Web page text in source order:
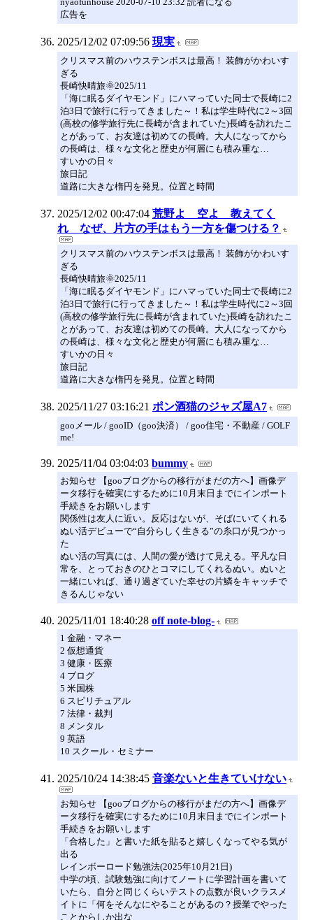
広告を
2025/12/02 07:09:56 現実
クリスマス前のハウステンボスは最高！ 装飾がかわいす
ぎる
長崎快晴旅🌞2025/11
「海に眠るダイヤモンド」にハマっていた同士で長崎に2
泊3日で旅行に行ってきました～！私は学生時代に2～3回
(高校の修学旅行先に長崎が含まれていた)長崎を訪れたこ
とがあって、お友達は初めての長崎。大人になってから
の長崎は、様々な文化と歴史が何層にも積み重な…
すいかの日々
旅日記
道路に大きな楕円を発見。位置と時間
2025/12/02 00:47:04 荒野よ 空よ 教えてく
れ なぜ、片方の手はもう一方を傷つける？
クリスマス前のハウステンボスは最高！ 装飾がかわいす
ぎる
長崎快晴旅🌞2025/11
「海に眠るダイヤモンド」にハマっていた同士で長崎に2
泊3日で旅行に行ってきました～！私は学生時代に2～3回
(高校の修学旅行先に長崎が含まれていた)長崎を訪れたこ
とがあって、お友達は初めての長崎。大人になってから
の長崎は、様々な文化と歴史が何層にも積み重な…
すいかの日々
旅日記
道路に大きな楕円を発見。位置と時間
2025/11/27 03:16:21 ポン酒猫のジャズ屋A7
gooメール / gooID（goo決済） / goo住宅・不動産 / GOLF
me!
2025/11/04 03:04:03 bummy
お知らせ 【gooブログからの移行がまだの方へ】画像デ
ータ移行を確実にするために10月末日までにインポート
手続きをお願いします
関係性は友人に近い。反応はないが、そばにいてくれる
ぬい活デビューで“自分らしく生きる”の糸口が見つかっ
た
ぬい活の写真には、人間の愛が透けて見える。平凡な日
常を、とっておきのひとコマにしてくれるぬい。ぬいと
一緒にいれば、通り過ぎていた幸せの片鱗をキャッチで
きるんじゃない
2025/11/01 18:40:28 off note-blog-
1 金融・マネー
2 仮想通貨
3 健康・医療
4 ブログ
5 米国株
6 スピリチュアル
7 法律・裁判
8 メンタル
9 英語
10 スクール・セミナー
2025/10/24 14:38:45 音楽ないと生きていけない
お知らせ 【gooブログからの移行がまだの方へ】画像デ
ータ移行を確実にするために10月末日までにインポート
手続きをお願いします
「合格した」と書いた紙を貼ると嬉しくなってやる気が
出る
レインボーロード勉強法(2025年10月21日)
中学の頃、試験勉強に向けてノートに学習計画を書いて
いたら、自分と同じくらいテストの点数が良いクラスメ
イトに「何をそんなにやることがあるの？授業でやった
ことからしか出な